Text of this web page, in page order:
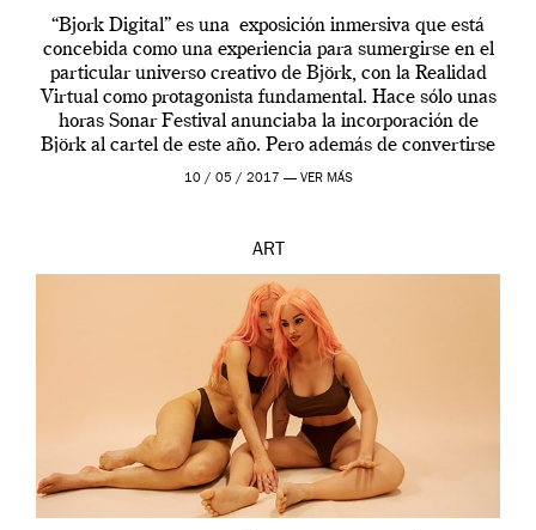
“Bjork Digital” es una exposición inmersiva que está
concebida como una experiencia para sumergirse en el
particular universo creativo de Björk, con la Realidad
Virtual como protagonista fundamental. Hace sólo unas
horas Sonar Festival anunciaba la incorporación de
Björk al cartel de este año. Pero además de convertirse
en una de las actuaciones más relevantes […]
10 / 05 / 2017 — VER MÁS
ART